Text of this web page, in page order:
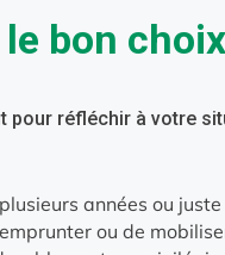
bon
réfléchir à votre
années ou juste
ou de